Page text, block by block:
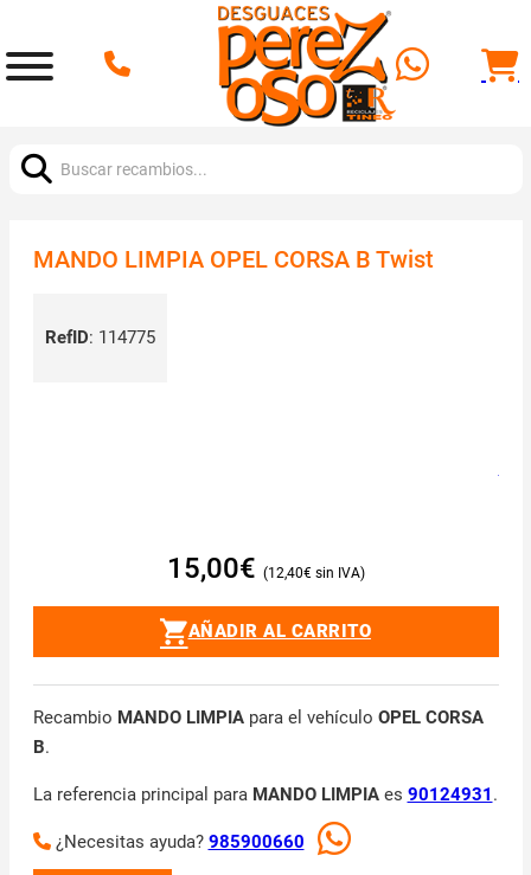
MANDO LIMPIA OPEL CORSA B Twist
RefID: 114775
15,00€ 12,40€
AÑADIR AL CARRITO
Recambio MANDO LIMPIApara el vehículo OPEL CORSA
B.
La referencia principal para MANDO LIMPIAes 90124931 .
¿Necesitas ayuda? 985900660